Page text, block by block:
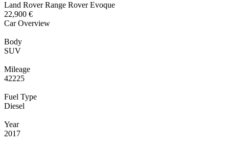
Land Rover Range Rover Evoque
22,900 €
Car Overview
Body
SUV
Mileage
42225
Fuel Type
Diesel
Year
2017